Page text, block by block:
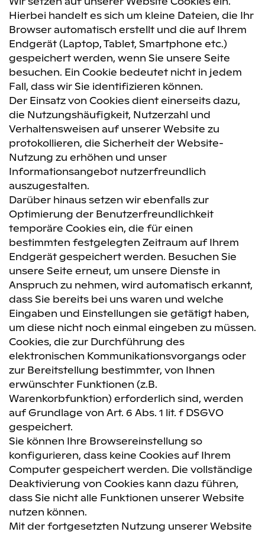
Hierbei handelt es sich um kleine Dateien, die Ihr
Browser automatisch erstellt und die auf Ihrem
Endgerät (Laptop, Tablet, Smartphone etc.)
gespeichert werden, wenn Sie unsere Seite
besuchen. Ein Cookie bedeutet nicht in jedem
Fall, dass wir Sie identifizieren können.
Der Einsatz von Cookies dient einerseits dazu,
die Nutzungshäufigkeit, Nutzerzahl und
Verhaltensweisen auf unserer Website zu
protokollieren, die Sicherheit der Website-
Nutzung zu erhöhen und unser
Informationsangebot nutzerfreundlich
auszugestalten.
Darüber hinaus setzen wir ebenfalls zur
Optimierung der Benutzerfreundlichkeit
temporäre Cookies ein, die für einen
bestimmten festgelegten Zeitraum auf Ihrem
Endgerät gespeichert werden. Besuchen Sie
unsere Seite erneut, um unsere Dienste in
Anspruch zu nehmen, wird automatisch erkannt,
dass Sie bereits bei uns waren und welche
Eingaben und Einstellungen sie getätigt haben,
um diese nicht noch einmal eingeben zu müssen.
Cookies, die zur Durchführung des
elektronischen Kommunikationsvorgangs oder
zur Bereitstellung bestimmter, von Ihnen
erwünschter Funktionen (z.B.
Warenkorbfunktion) erforderlich sind, werden
auf Grundlage von Art. 6 Abs. 1 lit. f DSGVO
gespeichert.
Sie können Ihre Browsereinstellung so
konfigurieren, dass keine Cookies auf Ihrem
Computer gespeichert werden. Die vollständige
Deaktivierung von Cookies kann dazu führen,
dass Sie nicht alle Funktionen unserer Website
nutzen können.
Mit der fortgesetzten Nutzung unserer Website